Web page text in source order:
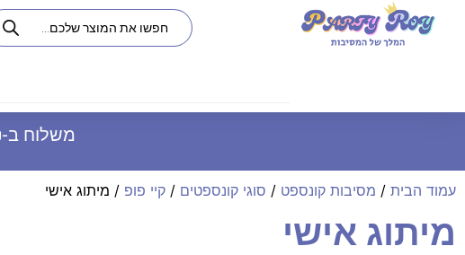
משלוח ב-35₪ |
עמוד הבית / מסיבות קונספט / סוגי קונספטים / קיי פופ / מיתוג אישי
מיתוג אישי